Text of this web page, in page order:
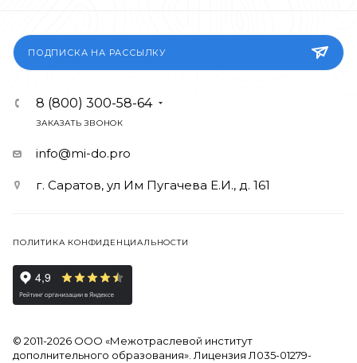
ПОДПИСКА НА РАССЫЛКУ
8 (800) 300-58-64
ЗАКАЗАТЬ ЗВОНОК
info@mi-do.pro
г. Саратов, ул Им Пугачева Е.И., д. 161
ПОЛИТИКА КОНФИДЕНЦИАЛЬНОСТИ
© 2011-2026 ООО «Межотраслевой институт
дополнительного образования». Лицензия Л035-01279-